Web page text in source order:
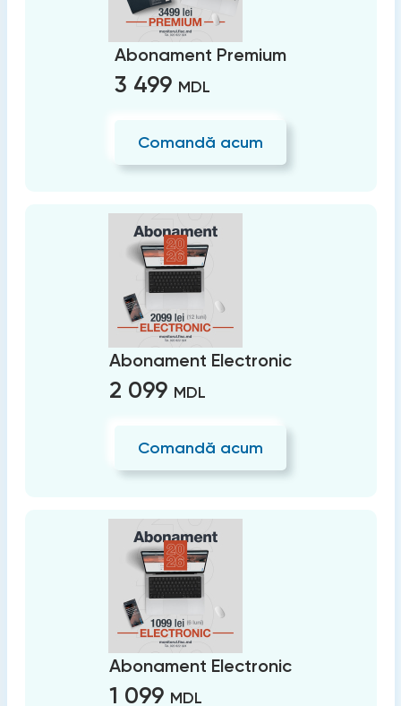
Abonament Premium
3 499 MDL
Comandă acum
Abonament Electronic
2 099 MDL
Comandă acum
Abonament Electronic
1 099 MDL